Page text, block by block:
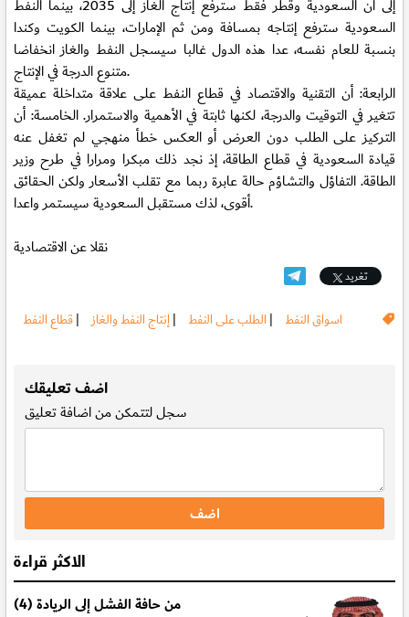
إلى أن السعودية وقطر فقط سترفع إنتاج الغاز إلى 2035، بينما النفط
السعودية سترفع إنتاجه بمسافة ومن ثم الإمارات، بينما الكويت وكندا
بنسبة للعام نفسه، عدا هذه الدول غالبا سيسجل النفط والغاز انخفاضا
متنوع الدرجة في الإنتاج.
الرابعة: أن التقنية والاقتصاد في قطاع النفط على علاقة متداخلة عميقة
تتغير في التوقيت والدرجة، لكنها ثابتة في الأهمية والاستمرار. الخامسة: أن
التركيز على الطلب دون العرض أو العكس خطأ منهجي لم تغفل عنه
قيادة السعودية في قطاع الطاقة، إذ نجد ذلك مبكرا ومرارا في طرح وزير
الطاقة. التفاؤل والتشاؤم حالة عابرة ربما مع تقلب الأسعار ولكن الحقائق
أقوى، لذك مستقبل السعودية سيستمر واعدا.
نقلا عن الاقتصادية
تغريد
اسواق النفط | الطلب على النفط |إنتاج النفط والغاز |قطاع النفط
اضف تعليقك
سجللتتمكن من اضافة تعليق
الاكثر قراءة
من حافة الفشل إلى الريادة (4)